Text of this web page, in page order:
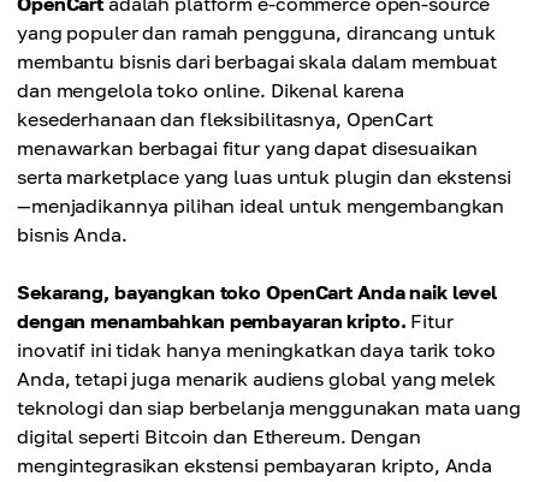
yang populer dan ramah pengguna, dirancang untuk
membantu bisnis dari berbagai skala dalam membuat
dan mengelola toko online. Dikenal karena
kesederhanaan dan fleksibilitasnya, OpenCart
menawarkan berbagai fitur yang dapat disesuaikan
serta marketplace yang luas untuk plugin dan ekstensi
—menjadikannya pilihan ideal untuk mengembangkan
bisnis Anda.
Sekarang, bayangkan toko OpenCart Anda naik level
dengan menambahkan pembayaran kripto. Fitur
inovatif ini tidak hanya meningkatkan daya tarik toko
Anda, tetapi juga menarik audiens global yang melek
teknologi dan siap berbelanja menggunakan mata uang
digital seperti Bitcoin dan Ethereum. Dengan
mengintegrasikan ekstensi pembayaran kripto, Anda